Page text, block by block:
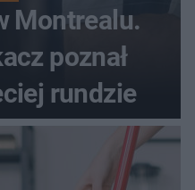
Montrealu.
poznał
rundzie